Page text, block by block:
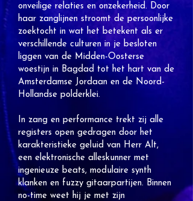
onveilige relaties en onzekerheid. Door
haar zanglijnen stroomt de persoonlijke
zoektocht in wat het betekent als er
verschillende culturen in je besloten
liggen van de Midden-Oosterse
woestijn in Bagdad tot het hart van de
Amsterdamse Jordaan en de Noord-
Hollandse polderklei.
In zang en performance trekt zij alle
registers open gedragen door het
karakteristieke geluid van Herr Alt,
een elektronische alleskunner met
ingenieuze beats, modulaire synth
klanken en fuzzy gitaarpartijen. Binnen
no-time weet hij je met zijn